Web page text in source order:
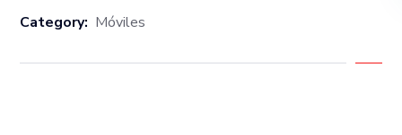
Category: Móviles